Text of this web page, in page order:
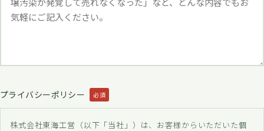
プライバシーポリシー 必須
株式会社東海工営（以下「当社」）は、お客様からいただいた個